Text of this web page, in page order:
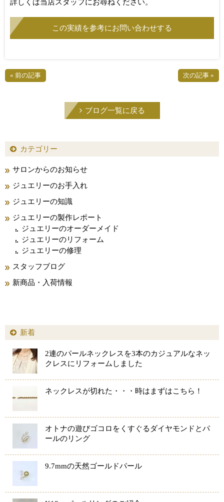
詳しくは当店スタッフにお尋ねください。
« 前の記事 次の記事 »
ブログ一覧に戻る
カテゴリー
サロンからのお知らせ
ジュエリーのお手入れ
ジュエリーの知識
ジュエリーの製作レポート
ジュエリーのオーダーメイド
ジュエリーのリフォーム
ジュエリーの修理
スタッフブログ
新商品・入荷情報
新着
2連のパールネックレスを3本のカジュアルなネッ
クレスにリフォームしました
ネックレスが切れた・・・時はまずはこちら！
オトナの遊びゴコロをくすぐるダイヤモンドとパ
ールのリング
9.7mmの天然ゴールドパール